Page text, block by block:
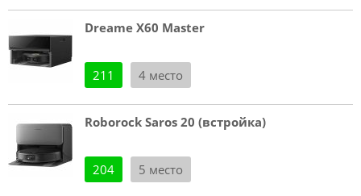
Dreame X60 Master
211 4 место
Roborock Saros 20 (встройка)
204 5 место